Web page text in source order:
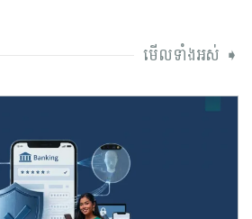
មើលទាំងអស់ ➧